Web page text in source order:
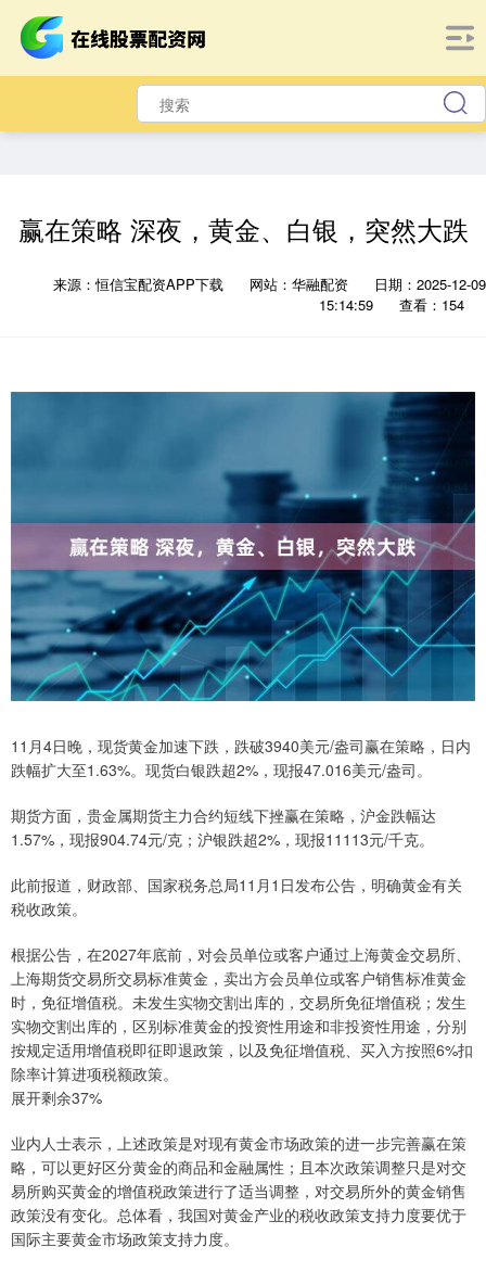
赢在策略 深夜，黄金、白银，突然大跌
来源：恒信宝配资APP下载 网站：华融配资
日期：2025-12-09
15:14:59
查看：154
11月4日晚，现货黄金加速下跌，跌破3940美元/盎司赢在策略，日内
跌幅扩大至1.63%。现货白银跌超2%，现报47.016美元/盎司。
期货方面，贵金属期货主力合约短线下挫赢在策略，沪金跌幅达
1.57%，现报904.74元/克；沪银跌超2%，现报11113元/千克。
此前报道，财政部、国家税务总局11月1日发布公告，明确黄金有关
税收政策。
根据公告，在2027年底前，对会员单位或客户通过上海黄金交易所、
上海期货交易所交易标准黄金，卖出方会员单位或客户销售标准黄金
时，免征增值税。未发生实物交割出库的，交易所免征增值税；发生
实物交割出库的，区别标准黄金的投资性用途和非投资性用途，分别
按规定适用增值税即征即退政策，以及免征增值税、买入方按照6%扣
除率计算进项税额政策。
展开剩余37%
业内人士表示，上述政策是对现有黄金市场政策的进一步完善赢在策
略，可以更好区分黄金的商品和金融属性；且本次政策调整只是对交
易所购买黄金的增值税政策进行了适当调整，对交易所外的黄金销售
政策没有变化。总体看，我国对黄金产业的税收政策支持力度要优于
国际主要黄金市场政策支持力度。